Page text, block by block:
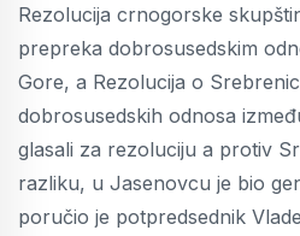
Rezolucija crnogorske
prepreka dobrosusedskim
Gore, a Rezolucija o
dobrosusedskih odnosa
glasali za rezoluciju a protiv
razliku, u Jasenovcu je bio
poručio je potpredsednik